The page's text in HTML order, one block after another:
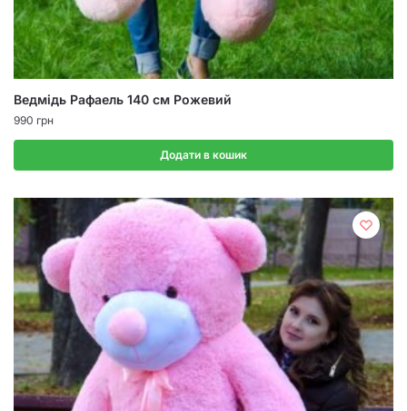
Ведмідь Рафаель 140 см Рожевий
990 грн
Додати в кошик